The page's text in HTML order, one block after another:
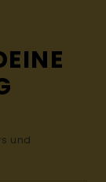
und